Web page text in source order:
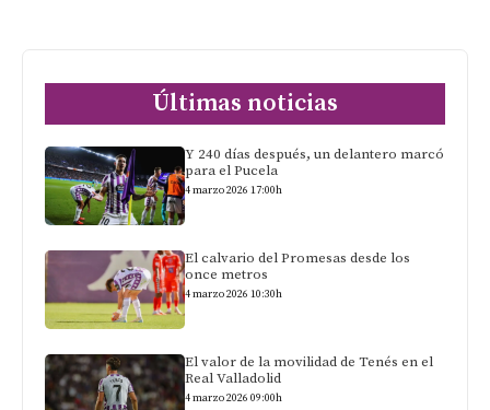
Últimas noticias
Y 240 días después, un delantero marcó
para el Pucela
4 marzo 2026 17:00h
El calvario del Promesas desde los
once metros
4 marzo 2026 10:30h
El valor de la movilidad de Tenés en el
Real Valladolid
4 marzo 2026 09:00h